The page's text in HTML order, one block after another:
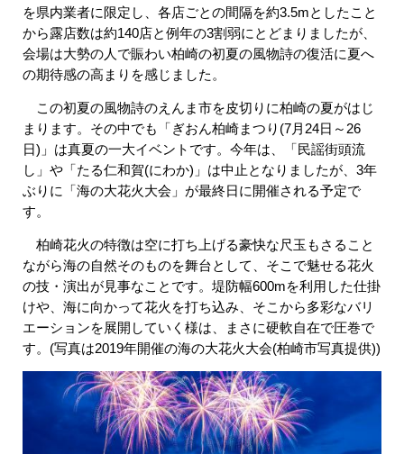
を県内業者に限定し、各店ごとの間隔を約3.5mとしたこと
から露店数は約140店と例年の3割弱にとどまりましたが、
会場は大勢の人で賑わい柏崎の初夏の風物詩の復活に夏へ
の期待感の高まりを感じました。
この初夏の風物詩のえんま市を皮切りに柏崎の夏がはじ
まります。その中でも「ぎおん柏崎まつり(7月24日～26
日)」は真夏の一大イベントです。今年は、「民謡街頭流
し」や「たる仁和賀(にわか)」は中止となりましたが、3年
ぶりに「海の大花火大会」が最終日に開催される予定で
す。
柏崎花火の特徴は空に打ち上げる豪快な尺玉もさること
ながら海の自然そのものを舞台として、そこで魅せる花火
の技・演出が見事なことです。堤防幅600mを利用した仕掛
けや、海に向かって花火を打ち込み、そこから多彩なバリ
エーションを展開していく様は、まさに硬軟自在で圧巻で
す。(写真は2019年開催の海の大花火大会(柏崎市写真提供))